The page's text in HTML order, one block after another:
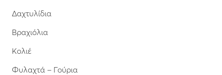
Δαχτυλίδια
Βραχιόλια
Κολιέ
Φυλαχτά – Γούρια